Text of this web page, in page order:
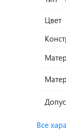
Цвет
Все